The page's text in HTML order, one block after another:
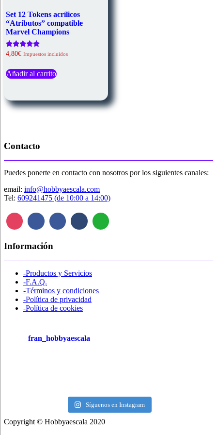
Set 12 Tokens acrílicos
“Atributos” compatible
Marvel Champions
Valorado
de 5
4,80€ Impuestos incluidos
Añadir al carrito
Contacto
Puedes ponerte en contacto con nosotros por los siguientes canales:
email: info@hobbyaescala.com
Tel: 609241475 (de 10:00 a 14:00)
Información
-Productos y Servicios
-F.A.Q.
-Términos y condiciones
-Política de privacidad
-Política de cookies
fran_hobbyaescala
Síguenos en Instagram
Copyright © Hobbyaescala 2020